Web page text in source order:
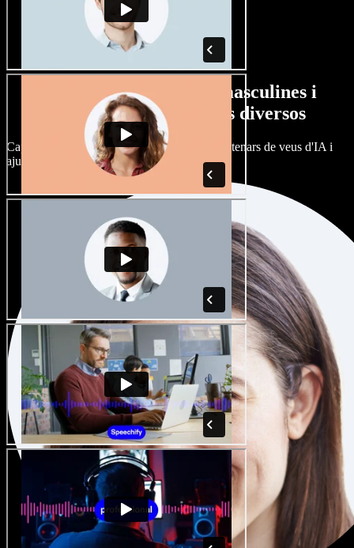
Gran varietat de veus masculines i
femenines amb accents diversos
Cap projecte ha de sonar igual. Tria entre centenars de veus d'IA i
ajusta'n l’accent.